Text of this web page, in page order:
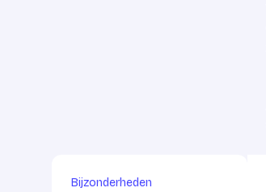
Bijzonderheden